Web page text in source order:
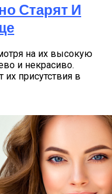
Старят И
на их высокую
и некрасиво.
их присутствия в